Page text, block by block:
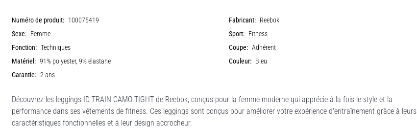
Numéro de produit: 100075419 Fabricant: Reebok
Sexe: Femme Sport: Fitness
Fonction: Techniques Coupe: Adhérent
Matériel: 91% polyester, 9% elastane Couleur: Bleu
Garantie: 2 ans
Découvrez les leggings ID TRAIN CAMO TIGHT de Reebok, conçus pour la femme moderne qui apprécie à la fois le style et la
performance dans ses vêtements de fitness. Ces leggings sont conçus pour améliorer votre expérience d'entraînement grâce à leurs
caractéristiques fonctionnelles et à leur design accrocheur.